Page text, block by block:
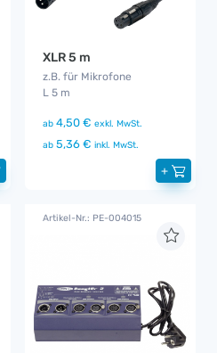
XLR 5 m
z.B. für Mikrofone
L 5 m
ab 4,50 € exkl. MwSt.
ab 5,36 € inkl. MwSt.
+
Artikel-Nr.: PE-004015